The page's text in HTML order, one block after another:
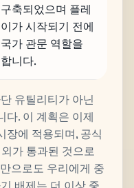
구축되었으며 플레
이가 시작되기 전에
국가 관문 역할을
합니다.
유틸리티가 아닌
다. 이 계획은 이제
장에 적용되며, 공식
가 통과된 것으로
으로도 우리에게 중